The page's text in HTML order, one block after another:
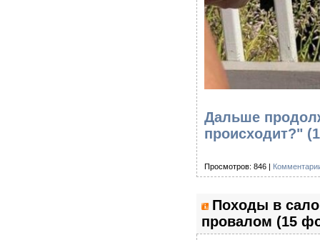
Дальше
происходит?"
Просмотров: 846 |
Походы в
провалом (15